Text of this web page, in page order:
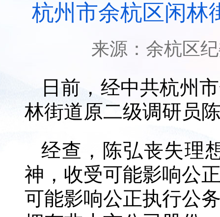
杭州市余杭区闲林
来源： 余杭区
日前，经中共杭州
林街道原二级调研员
经查，陈弘丧失理
神，收受可能影响公
可能影响公正执行公